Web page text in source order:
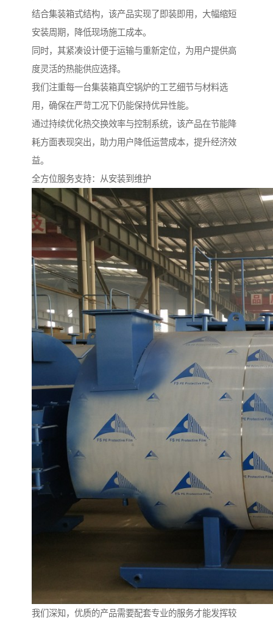
结合集装箱式结构，该产品实现了即装即用，大幅缩短
安装周期，降低现场施工成本。
同时，其紧凑设计便于运输与重新定位，为用户提供高
度灵活的热能供应选择。
我们注重每一台集装箱真空锅炉的工艺细节与材料选
用，确保在严苛工况下仍能保持优异性能。
通过持续优化热交换效率与控制系统，该产品在节能降
耗方面表现突出，助力用户降低运营成本，提升经济效
益。
全方位服务支持：从安装到维护
我们深知，优质的产品需要配套专业的服务才能发挥较